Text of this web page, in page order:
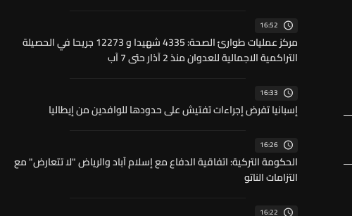
16:52
مركز عمليات طوارئ الصحة: 4335 شهيدا و 12273 جريحا في الحصيلة
التراكمية الاجمالية للعدوان منذ 2 آذار حتى 7 آب
16:33
إسبانيا تفرض إجراءات تفتيش على حدودها للوافدين من إيطاليا
16:26
الحكومة التركية: اتفاقية الدفاع مع إسلام آباد والرياض "لا تتعارض" مع
التزامات الناتو
16:22